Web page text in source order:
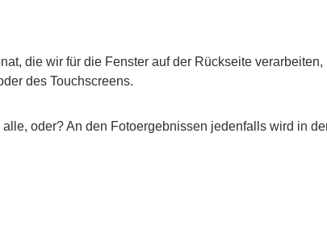
die wir für die Fenster auf der Rückseite
des Touchscreens.
oder? An den Fotoergebnissen jedenfalls wird in